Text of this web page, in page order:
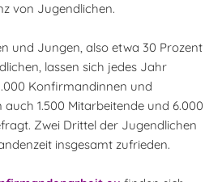
von Jugendlichen.
und Jungen, also etwa 30 Prozent
lassen sich jedes Jahr
Konfirmandinnen und
1.500 Mitarbeitende und 6.000
Zwei Drittel der Jugendlichen
insgesamt zufrieden.